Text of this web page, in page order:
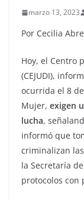
marzo 13, 2023
Por Cecilia
Hoy, el Centro
(CEJUDI),
ocurrida el 8
Mujer, exigen
lucha,
informó que
criminalizan
la Secretaría
protocolos con